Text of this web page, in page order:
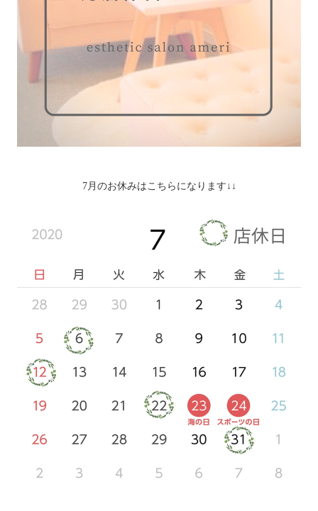
7月のお休みはこちらになります↓↓